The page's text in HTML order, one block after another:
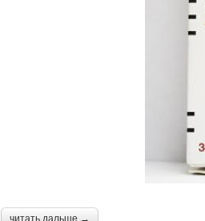
читать дальше →